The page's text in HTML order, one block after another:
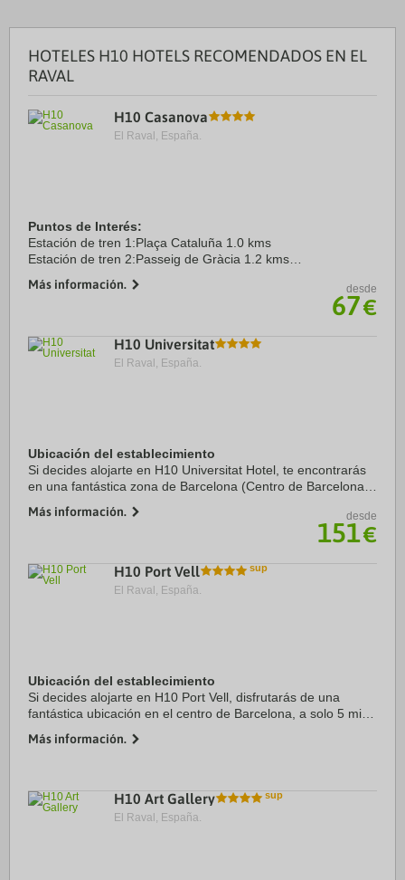
HOTELES H10 HOTELS RECOMENDADOS EN EL
RAVAL
H10 Casanova
El Raval, España.
Puntos de Interés:
Estación de tren 1:Plaça Cataluña 1.0 kms
Estación de tren 2:Passeig de Gràcia 1.2 kms
Puerto:Puerto de Barcelona 4.6 kms
Más información. desde
67€
H10 Universitat
El Raval, España.
Ubicación del establecimiento
Si decides alojarte en H10 Universitat Hotel, te encontrarás
en una fantástica zona de Barcelona (Centro de Barcelona),
Catalunya. Además, este hotel ...
Más información. desde
151€
H10 Port Vell
El Raval, España.
Ubicación del establecimiento
Si decides alojarte en H10 Port Vell, disfrutarás de una
fantástica ubicación en el centro de Barcelona, a solo 5 min
Barcelona. Además, este hotel de ...
Más información.
H10 Art Gallery
El Raval, España.